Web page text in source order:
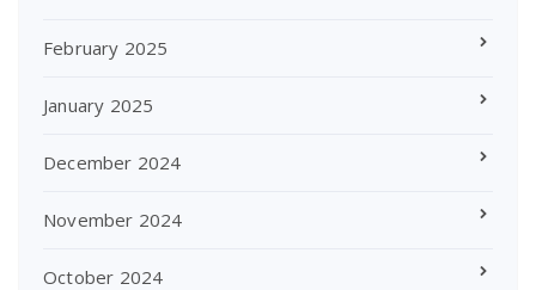
February 2025
January 2025
December 2024
November 2024
October 2024